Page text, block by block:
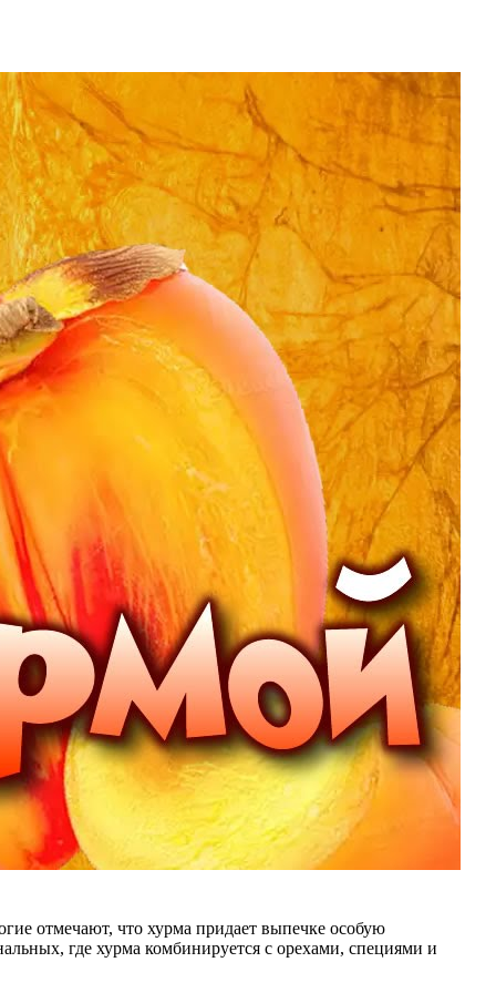
отмечают, что хурма придает выпечке особую
где хурма комбинируется с орехами, специями и